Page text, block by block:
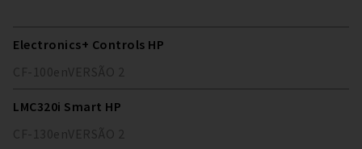
Electronics+ Controls HP
CF-100enVERSÃO 2
LMC320i Smart HP
CF-130enVERSÃO 2